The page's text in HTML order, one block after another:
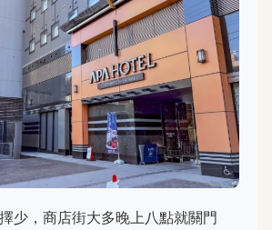
少，商店街大多晚上八點就關門